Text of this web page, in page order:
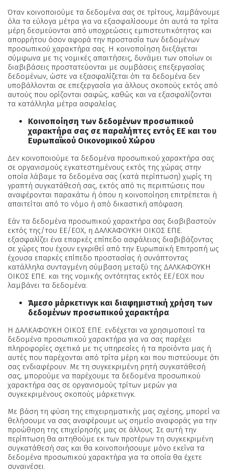
Όταν κοινοποιούμε τα δεδομένα σας σε τρίτους, λαμβάνουμε
όλα τα εύλογα μέτρα για να εξασφαλίσουμε ότι αυτά τα τρίτα
μέρη δεσμεύονται από υποχρεώσεις εμπιστευτικότητας και
απορρήτου όσον αφορά την προστασία των δεδομένων
προσωπικού χαρακτήρα σας. Η κοινοποίηση διεξάγεται
σύμφωνα με τις νομικές απαιτήσεις, δυνάμει των οποίων οι
διαβιβάσεις προστατεύονται με συμβάσεις επεξεργασίας
δεδομένων, ώστε να εξασφαλίζεται ότι τα δεδομένα δεν
υποβάλλονται σε επεξεργασία για άλλους σκοπούς εκτός από
αυτούς που ορίζονται σαφώς, καθώς και να εξασφαλίζονται
τα κατάλληλα μέτρα ασφαλείας.
Κοινοποίηση των δεδομένων προσωπικού
χαρακτήρα σας σε παραλήπτες εντός ΕΕ και του
Ευρωπαϊκού Οικονομικού Χώρου
Δεν κοινοποιούμε τα δεδομένα προσωπικού χαρακτήρα σας
σε οργανισμούς εγκατεστημένους εκτός της χώρας στην
οποία λάβαμε τα δεδομένα σας (κατά περίπτωση) χωρίς τη
γραπτή συγκατάθεσή σας, εκτός από τις περιπτώσεις που
αναφέρονται παρακάτω ή όπου η κοινοποίηση επιτρέπεται ή
απαιτείται από το νόμο ή από δικαστική απόφαση.
Εάν τα δεδομένα προσωπικού χαρακτήρα σας διαβιβαστούν
εκτός της/του ΕΕ/ΕΟΧ, η ΔΑΛΚΑΦΟΥΚΗ ΟΙΚΟΣ ΕΠΕ.
εξασφαλίζει ένα επαρκές επίπεδο ασφάλειας διαβιβάζοντας
σε χώρες που έχουν εγκριθεί από την Ευρωπαϊκή Επιτροπή ως
έχουσα επαρκές επίπεδο προστασίας ή συνάπτοντας
κατάλληλα συνταγμένη σύμβαση μεταξύ της ΔΑΛΚΑΦΟΥΚΗ
ΟΙΚΟΣ ΕΠΕ. και της νομικής οντότητας εκτός ΕΕ/ΕΟΧ που
λαμβάνει τα δεδομένα.
Άμεσο μάρκετινγκ και διαφημιστική χρήση των
δεδομένων προσωπικού χαρακτήρα
Η ΔΑΛΚΑΦΟΥΚΗ ΟΙΚΟΣ ΕΠΕ. ενδέχεται να χρησιμοποιεί τα
δεδομένα προσωπικού χαρακτήρα για να σας παρέχει
πληροφορίες σχετικά με τις υπηρεσίες ή τα προϊόντα μας ή
αυτές που παρέχονται από τρίτα μέρη και που πιστεύουμε ότι
σας ενδιαφέρουν. Με τη συγκεκριμένη ρητή συγκατάθεσή
σας, μπορούμε να παρέχουμε τα δεδομένα προσωπικού
χαρακτήρα σας σε οργανισμούς τρίτων μερών για
συγκεκριμένους σκοπούς μάρκετινγκ.
Με βάση τη φύση της επιχειρηματικής μας σχέσης, μπορεί να
θελήσουμε να σας αναφέρουμε ως σημείο αναφοράς για την
προώθηση της επιχείρησής μας σε άλλους. Σε αυτή την
περίπτωση θα αιτηθούμε εκ των προτέρων τη συγκεκριμένη
συγκατάθεσή σας και θα κοινοποιήσουμε μόνο εκείνα τα
δεδομένα προσωπικού χαρακτήρα για τα οποία θα έχετε
συναινέσει.